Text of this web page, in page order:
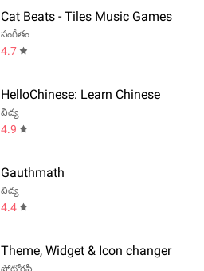
Cat Beats - Tiles Music Games
సంగీతం
4.7
HelloChinese: Learn Chinese
విద్య
4.9
Gauthmath
విద్య
4.4
Theme, Widget & Icon changer
ఫోటోగ్రఫీ